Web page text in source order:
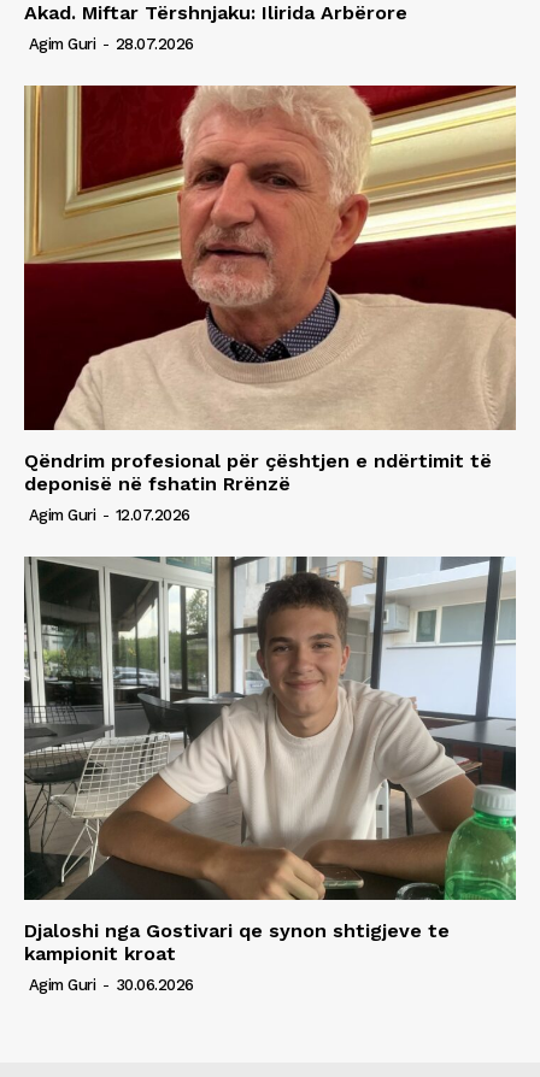
Akad. Miftar Tërshnjaku: Ilirida Arbërore
Agim Guri - 28.07.2026
Qëndrim profesional për çështjen e ndërtimit të
deponisë në fshatin Rrënzë
Agim Guri - 12.07.2026
Djaloshi nga Gostivari qe synon shtigjeve te
kampionit kroat
Agim Guri - 30.06.2026